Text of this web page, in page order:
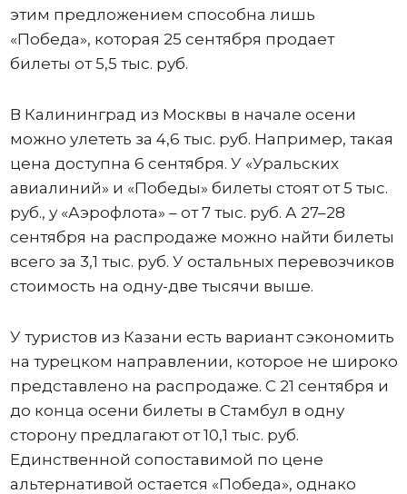
этим предложением способна лишь
«Победа», которая 25 сентября продает
билеты от 5,5 тыс. руб.
В Калининград из Москвы в начале осени
можно улететь за 4,6 тыс. руб. Например, такая
цена доступна 6 сентября. У «Уральских
авиалиний» и «Победы» билеты стоят от 5 тыс.
руб., у «Аэрофлота» – от 7 тыс. руб. А 27–28
сентября на распродаже можно найти билеты
всего за 3,1 тыс. руб. У остальных перевозчиков
стоимость на одну-две тысячи выше.
У туристов из Казани есть вариант сэкономить
на турецком направлении, которое не широко
представлено на распродаже. С 21 сентября и
до конца осени билеты в Стамбул в одну
сторону предлагают от 10,1 тыс. руб.
Единственной сопоставимой по цене
альтернативой остается «Победа», однако